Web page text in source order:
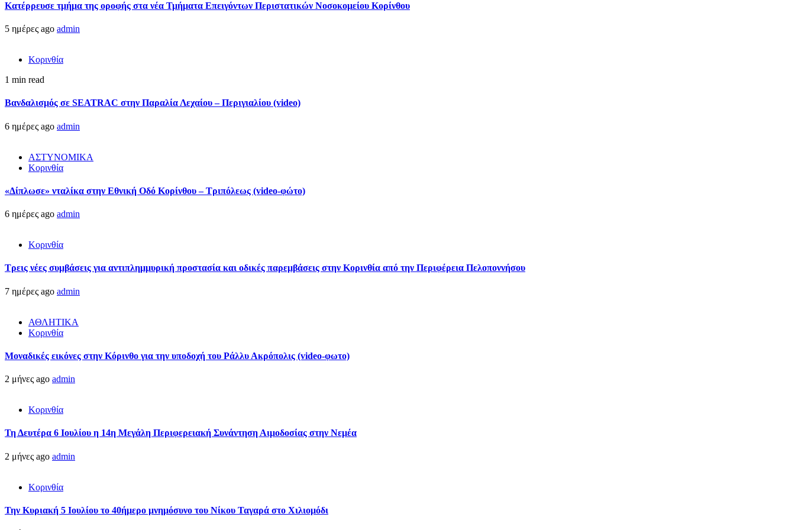
Kατέρρευσε τμήμα της οροφής στα νέα Τμήματα Επειγόντων Περιστατικών Νοσοκομείου Κορίνθου
5 ημέρες ago admin
Κορινθία
1 min read
Βανδαλισμός σε SEATRAC στην Παραλία Λεχαίου – Περιγιαλίου (video)
6 ημέρες ago admin
ΑΣΤΥΝΟΜΙΚΑ
Κορινθία
«Δίπλωσε» νταλίκα στην Εθνική Oδό Κορίνθου – Τριπόλεως (video-φώτο)
6 ημέρες ago admin
Κορινθία
Τρεις νέες συμβάσεις για αντιπλημμυρική προστασία και οδικές παρεμβάσεις στην Κορινθία από την Περιφέρεια Πελοποννήσου
7 ημέρες ago admin
ΑΘΛΗΤΙΚΑ
Κορινθία
Μοναδικές εικόνες στην Κόρινθο για την υποδοχή του Ράλλυ Ακρόπολις (video-φωτο)
2 μήνες ago admin
Κορινθία
Τη Δευτέρα 6 Ιουλίου η 14η Μεγάλη Περιφερειακή Συνάντηση Αιμοδοσίας στην Νεμέα
2 μήνες ago admin
Κορινθία
Την Κυριακή 5 Ιουλίου το 40ήμερο μνημόσυνο του Νίκου Ταγαρά στο Χιλιομόδι